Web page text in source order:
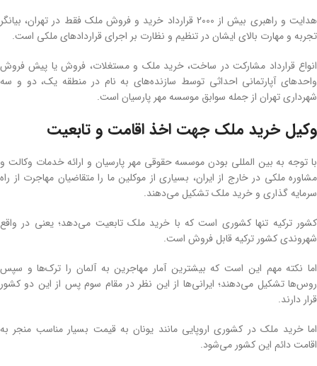
هدایت و راهبری بیش از 2000 قرارداد خرید و فروش ملک فقط در تهران، بیانگر
تجربه و مهارت بالای ایشان در تنظیم و نظارت بر اجرای قراردادهای ملکی است.
انواع قرارداد مشارکت در ساخت، خرید ملک و مستغلات، فروش یا پیش فروش
واحدهای آپارتمانی احداثی توسط سازنده‌های به نام در منطقه یک، دو و سه
شهرداری تهران از جمله سوابق موسسه مهر پارسیان است.
وکیل خرید ملک جهت اخذ اقامت و تابعیت
با توجه به بین المللی بودن موسسه حقوقی مهر پارسیان و ارائه خدمات وکالت و
مشاوره ملکی در خارج از ایران، بسیاری از موکلین ما را متقاضیان مهاجرت از راه
سرمایه گذاری و خرید ملک تشکیل می‌دهند.
کشور ترکیه تنها کشوری است که با خرید ملک تابعیت می‌دهد؛ یعنی در واقع
شهروندی کشور ترکیه قابل فروش است.
اما نکته مهم این است که بیشترین آمار مهاجرین به آلمان را ترک‌ها و سپس
روس‌ها تشکیل می‌دهند؛ ایرانی‌ها از این نظر در مقام سوم پس از این دو کشور
قرار دارند.
اما خرید ملک در کشوری اروپایی مانند یونان به قیمت بسیار مناسب منجر به
اقامت دائم این کشور می‌شود.